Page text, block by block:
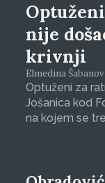
nije
krivnji
Elmedina
Optuženi za
Jošanica kod
na kojem se